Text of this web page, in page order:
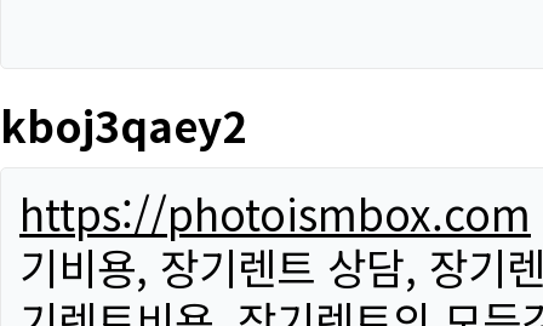
kboj3qaey2
https://photoismbox.com
기비용, 장기렌트 상담, 장기